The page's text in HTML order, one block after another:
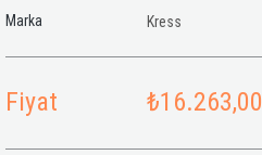
Marka Kress
Fiyat ₺16.263,00